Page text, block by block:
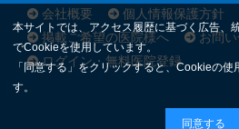
会社概要 個人情報保護方針
掲載ご希望の医院様へ
お問
ログイン・無料医院登録
本サイトでは、アクセス履歴に基づく広告、
でCookieを使用しています。
「同意する」をクリックすると、Cookieの
す。
同意する